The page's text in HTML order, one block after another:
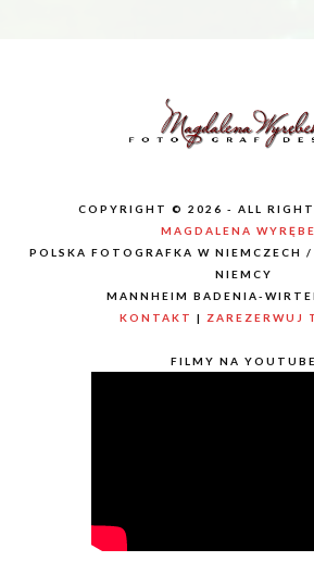
COPYRIGHT © 2026 - ALL
MAGDALENA
POLSKA FOTOGRAFKA W NIEMCZECH
NIEMCY
MANNHEIM BADENIA-
KONTAKT | ZAREZERWUJ
FILMY NA YOUTUBE